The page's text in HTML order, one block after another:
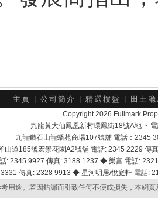
主頁 公司簡介 精選樓盤 田土
Copyright 2026 Fullmark
九龍黃大仙鳳凰新村環鳳街18號A地下
九龍鑽石山龍蟠苑商場107號舖 電話：2345
山道185號宏景花園A2號舖 電話: 2345 2229
: 2345 9927 傳真: 3188 1237 ◆ 樂富 電話:
3331 傳真: 2328 9913 ◆ 星河明居/悅庭軒 電話
用途。若因錯漏而引致任何不便或損失，本網